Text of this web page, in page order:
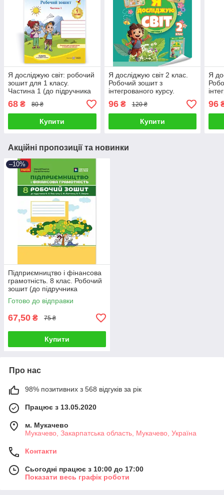
Я досліджую світ: робочий
зошит для 1 класу.
Частина 1 (до підручника
Жаркової І.)
68 ₴ 80 ₴
Купити
Я досліджую світ 2 клас.
Робочий зошит з
інтегрованого курсу.
Частична 2. Тетяна
Гільберг
96₴ 120 ₴
Купити
Я
96
Акційні пропозиції та новинки
–10%
Підприємництво і фінансова
грамотність. 8 клас. Робочий
зошит (до підручника
Пластун О.)
Готово до відправки
67,50 ₴ 75 ₴
Купити
Про нас
98% позитивних з 568 відгуків за рік
Працює з 13.05.2020
м. Мукачево
Мукачево, Закарпатська область, Мукачево, Україна
Контакти
Сьогодні працює з 10:00 до 17:00
Показати весь графік роботи